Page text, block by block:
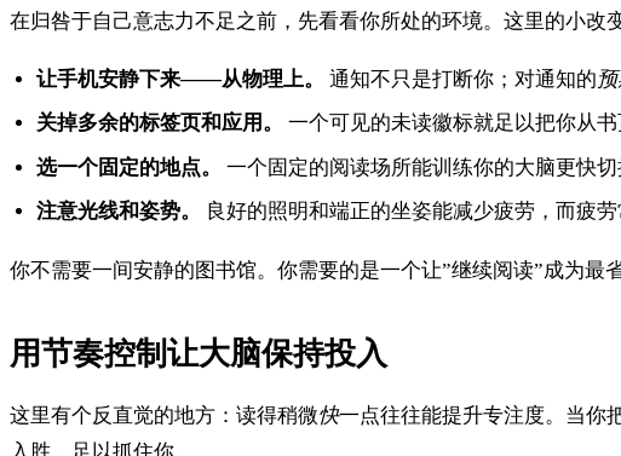
在归咎于自己意志力不足之前，先看看你所处的环境。这里的小改
让手机安静下来——从物理上。 通知不只是打断你；对通知的
关掉多余的标签页和应用。
一个可见的未读徽标就足以把你从
选一个固定的地点。
一个固定的阅读场所能训练你的大脑更快
注意光线和姿势。
良好的照明和端正的坐姿能减少疲劳，而疲劳
你不需要一间安静的图书馆。你需要的是一个让”继续阅读”成为最
用节奏控制让大脑保持投入
这里有个反直觉的地方：读得稍微快一点往往能提升专注度。当你